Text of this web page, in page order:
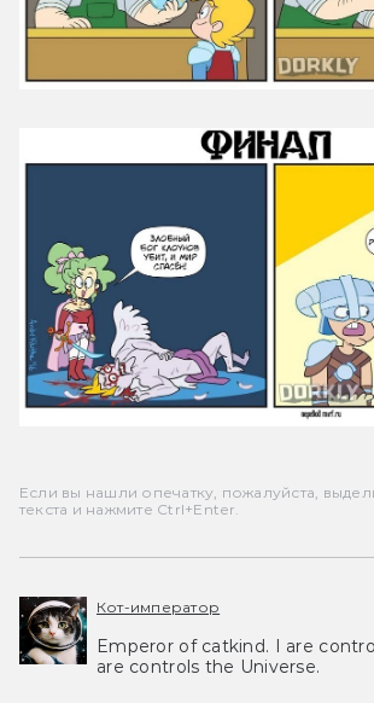
Если вы нашли опечатку, пожалуйста,
текста и нажмите Ctrl+Enter.
Кот-император
Emperor of catkind. I are
are controls the Universe.